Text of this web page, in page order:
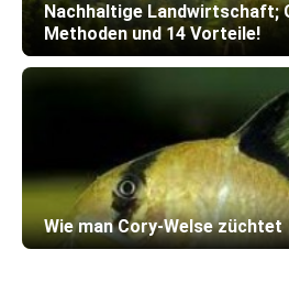
Nachhaltige Landwirtschaft;
Methoden und 14 Vorteile!
Wie man Cory-Welse züchtet